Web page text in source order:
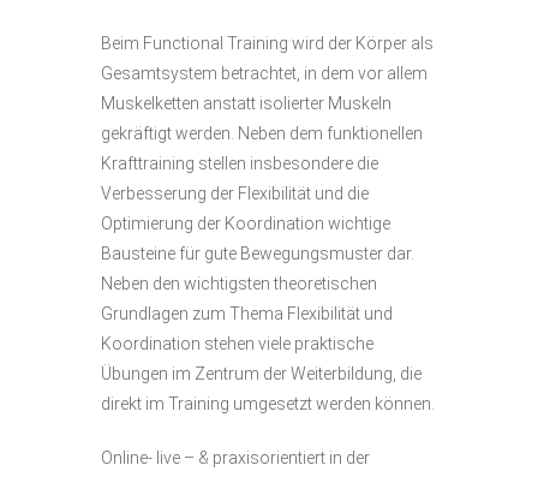
Beim Functional Training wird der Körper als
Gesamtsystem betrachtet, in dem vor allem
Muskelketten anstatt isolierter Muskeln
gekräftigt werden. Neben dem funktionellen
Krafttraining stellen insbesondere die
Verbesserung der Flexibilität und die
Optimierung der Koordination wichtige
Bausteine für gute Bewegungsmuster dar.
Neben den wichtigsten theoretischen
Grundlagen zum Thema Flexibilität und
Koordination stehen viele praktische
Übungen im Zentrum der Weiterbildung, die
direkt im Training umgesetzt werden können.
Online- live – & praxisorientiert in der